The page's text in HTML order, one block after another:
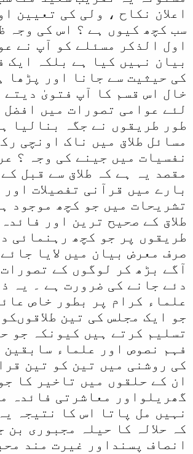
اعلان نکاح ، ولی کی تعیین
سب کچھ کیوں ہے ؟ اس کی وجہ
اول الذکر مسئلے کو آپ نے
بیان نہیں کیا ہے بلکہ ایک
کی حیثیت سے جانا اور پڑھا
خال اس قسم کا آپ فتویٰ دیتے
لئے عوامی تصورات میں افضل
طور طریقوں نے جگہ بنالیا
مسائل طلاق میں ناک اونچی
نفسیات میں جینے کی وجہ ؟
مقصد یہ ہے کہ طلاق سے قبل
بارے میں قرآنی تفصیلات
تشریحات میں جو کچھ موجود
طلاق کے صحیح ترین اور
طریقوں پر جو کچھ رہنمائی
صرف معرض بیان میں لایا
آگے بڑھ کر لوگوں کے
دئے جانے کی ضرورت ہے ۔ یہ
علماء کرام پر بطور خاص
جو ایک مجلس کی تین
تسلیم کرتے ہیں کیونکہ جو
فہم نصوص اور علماء سابقین
کی روشنی میں تین کو تین
ان کے حلقوں میں تاخیر کا جو
گھریلواور معاشرتی فائدہ
نہیں مل پاتا اس کا نتیجہ
کہ حلالہ کا حیلہ مجبوری بن
انصاف پسنداور غیرت مند